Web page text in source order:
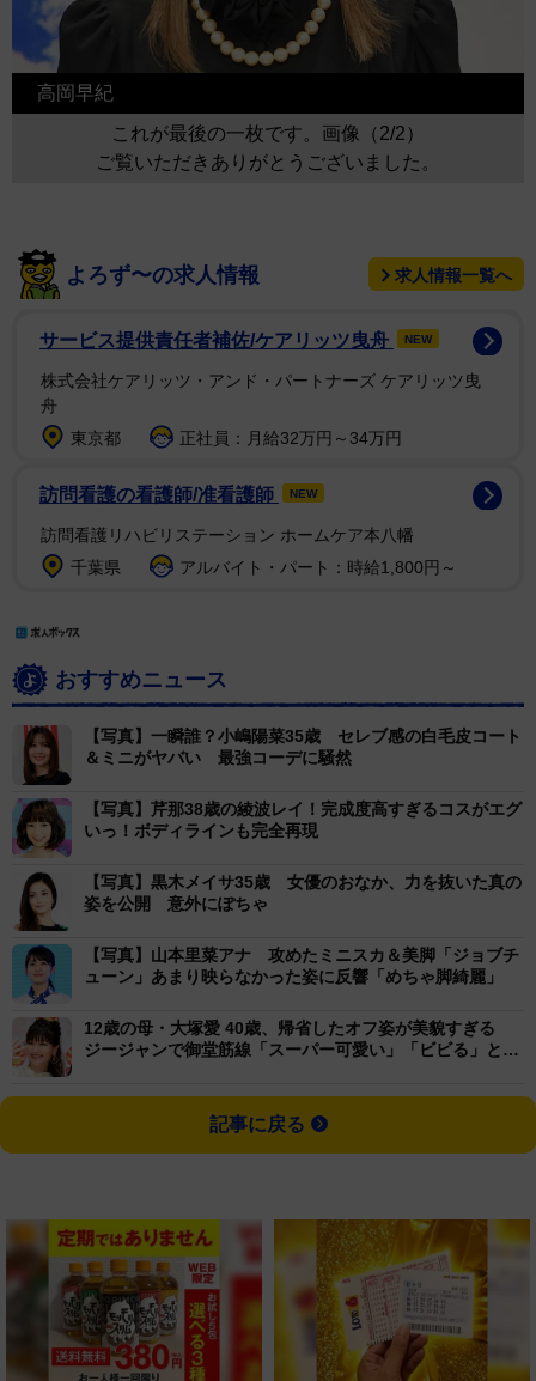
高岡早紀
これが最後の一枚です。画像（2/2）
ご覧いただきありがとうございました。
よろず〜の求人情報 求人情報一覧へ
サービス提供責任者補佐/ケアリッツ曳舟 NEW
株式会社ケアリッツ・アンド・パートナーズ ケアリッツ曳
舟
東京都
正社員：月給32万円～34万円
訪問看護の看護師/准看護師 NEW
訪問看護リハビリステーション ホームケア本八幡
千葉県
アルバイト・パート：時給1,800円～
おすすめニュース
【写真】一瞬誰？小嶋陽菜35歳 セレブ感の白毛皮コート
＆ミニがヤバい 最強コーデに騒然
【写真】芹那38歳の綾波レイ！完成度高すぎるコスがエグ
いっ！ボディラインも完全再現
【写真】黒木メイサ35歳 女優のおなか、力を抜いた真の
姿を公開 意外にぽちゃ
【写真】山本里菜アナ 攻めたミニスカ＆美脚「ジョブチ
ューン」あまり映らなかった姿に反響「めちゃ脚綺麗」
12歳の母・大塚愛 40歳、帰省したオフ姿が美貌すぎる
ジージャンで御堂筋線「スーパー可愛い」「ビビる」と反
記事に戻る